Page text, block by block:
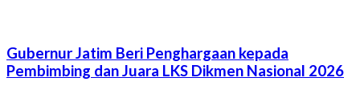
Gubernur Jatim Beri Penghargaan kepada
Pembimbing dan Juara LKS Dikmen Nasional 2026